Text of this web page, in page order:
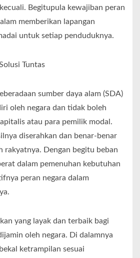
Begitupula kewajiban peran
memberikan lapangan
untuk setiap penduduknya.
Tuntas
sumber daya alam (SDA)
oleh negara dan tidak boleh
atau para pemilik modal.
diserahkan dan benar-benar
rakyatnya. Dengan begitu beban
dalam pemenuhan kebutuhan
peran negara dalam
yang layak dan terbaik bagi
oleh negara. Di dalamnya
ketrampilan sesuai